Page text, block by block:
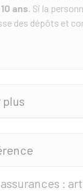
ans. Si la
des dépôts et
plus
: